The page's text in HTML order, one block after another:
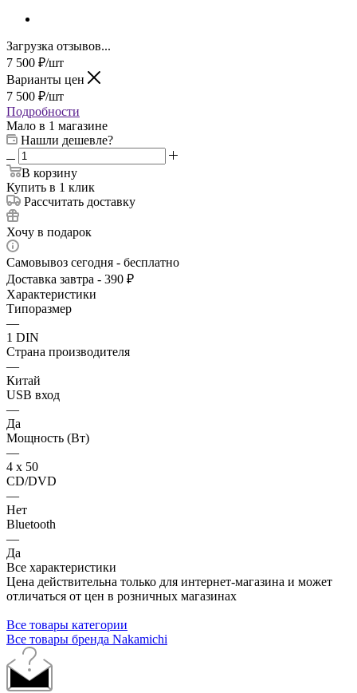
Загрузка отзывов...
7 500 ₽/шт
Варианты цен
7 500 ₽/шт
Подробности
Мало в 1 магазине
Нашли дешевле?
В корзину
Купить в 1 клик
Рассчитать доставку
Хочу в подарок
Самовывоз сегодня - бесплатно
Доставка завтра - 390 ₽
Характеристики
Типоразмер
—
1 DIN
Страна производителя
—
Китай
USB вход
—
Да
Мощность (Вт)
—
4 х 50
CD/DVD
—
Нет
Bluetooth
—
Да
Все характеристики
Цена действительна только для интернет-магазина и может
отличаться от цен в розничных магазинах
Все товары категории
Все товары бренда Nakamichi